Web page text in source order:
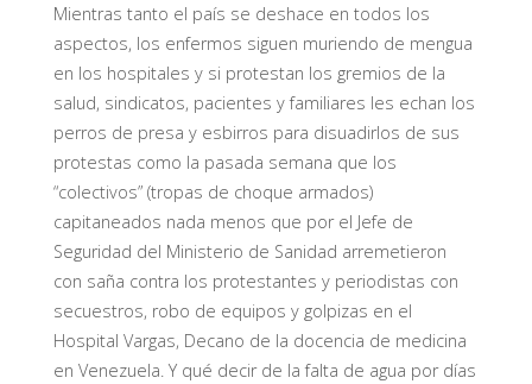
Mientras tanto el país se deshace en todos los
aspectos, los enfermos siguen muriendo de mengua
en los hospitales y si protestan los gremios de la
salud, sindicatos, pacientes y familiares les echan los
perros de presa y esbirros para disuadirlos de sus
protestas como la pasada semana que los
“colectivos” (tropas de choque armados)
capitaneados nada menos que por el Jefe de
Seguridad del Ministerio de Sanidad arremetieron
con saña contra los protestantes y periodistas con
secuestros, robo de equipos y golpizas en el
Hospital Vargas, Decano de la docencia de medicina
en Venezuela. Y qué decir de la falta de agua por días